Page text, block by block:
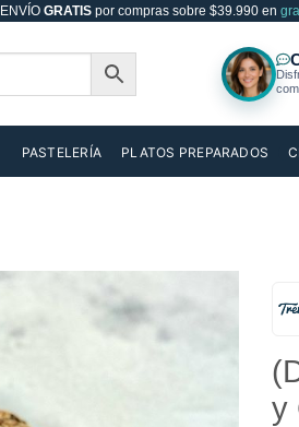
ENVÍO GRATISpor compras sobre $39.990 en
PASTELERÍA PLATOS PREPARADOS
y